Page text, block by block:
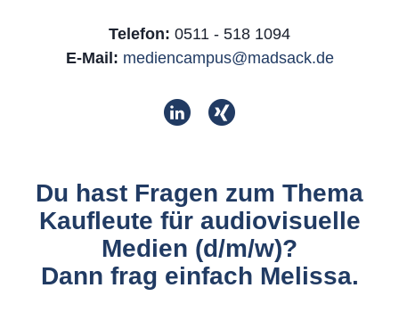
Telefon: 0511 - 518 1094
E-Mail: mediencampus@madsack.de
Du hast Fragen zum Thema
Kaufleute für audiovisuelle
Medien (d/m/w)?
Dann frag einfach Melissa.